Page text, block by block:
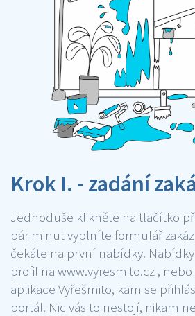
Krok I. - zadání
Jednoduše klikněte na tlačítko
pár minut vyplníte formulář
čekáte na první nabídky.
profil na www.vyresmito.cz ,
aplikace Vyřešmito, kam se
portál. Nic vás to nestojí, nikam